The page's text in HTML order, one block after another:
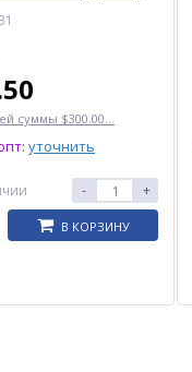
суммы $300.00...
уточнить
- +
В КОРЗИНУ